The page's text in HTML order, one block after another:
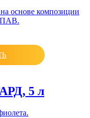
основе композиции
ПАВ.
5 л